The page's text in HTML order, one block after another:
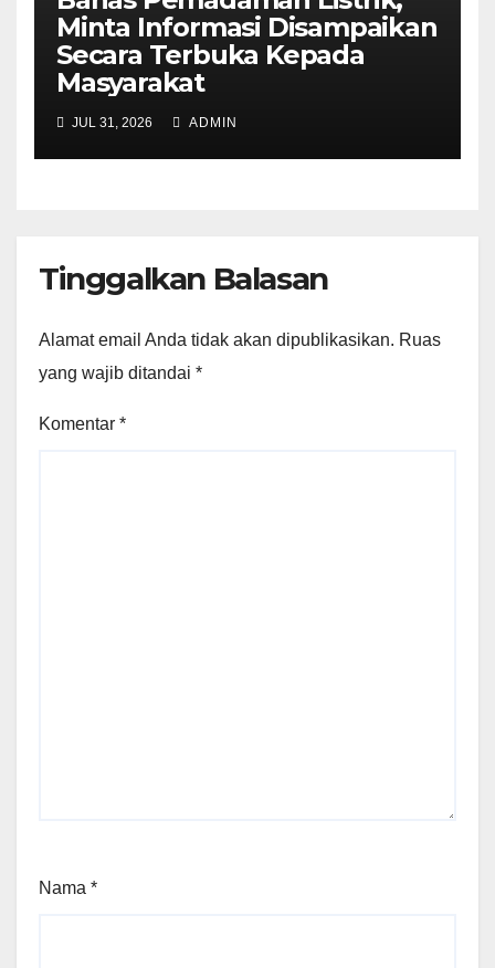
Minta Informasi Disampaikan
Secara Terbuka Kepada
Masyarakat
JUL 31, 2026 ADMIN
Tinggalkan Balasan
Alamat email Anda tidak akan dipublikasikan. Ruas
yang wajib ditandai *
Komentar *
Nama *